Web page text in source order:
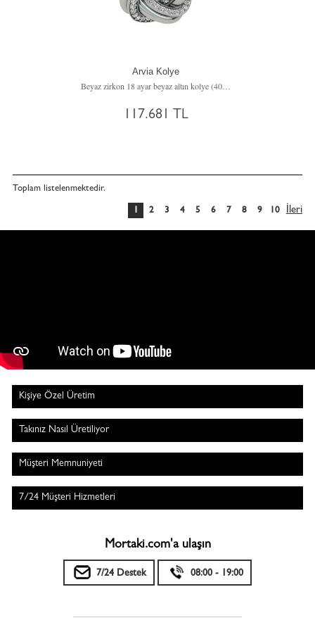
Arvia Kolye
Beyaz zirkon 18 ayar beyaz altın kolye (40 cm rose altın rolo zincir)
117.681 TL
Toplam listelenmektedir.
İleri
1 2 3 4 5 6 7 8 9 10
Kişiye Özel Üretim
Takınız Nasıl Üretiliyor
Müşteri Memnuniyeti
7/24 Müşteri Hizmetleri
Mortaki.com'a ulaşın
7/24 Destek 08:00 - 19:00